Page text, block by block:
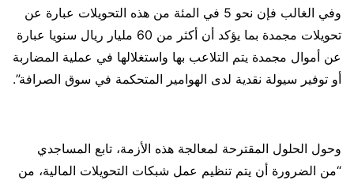
وفي الغالب فإن نحو 5 في المئة من هذه التحويلات عبارة عن
تحويلات مجمدة بما يؤكد أن أكثر من 60 مليار ريال سنويا عبارة
عن أموال مجمدة يتم التلاعب بها واستغلالها في عملية المضاربة
أو توفير سيولة نقدية لدى الهوامير المتحكمة في سوق الصرافة”.
وحول الحلول المقترحة لمعالجة هذه الأزمة، تابع المساجدي
“من الضرورة أن يتم تنظيم عمل شبكات التحويلات المالية، من